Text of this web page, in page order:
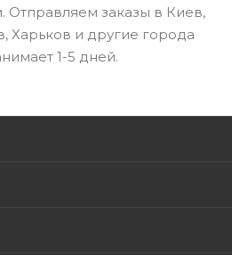
Отправляем заказы в Киев,
Харьков и другие города
1-5 дней.